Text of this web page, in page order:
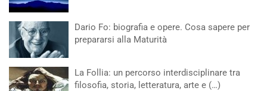
Dario Fo: biografia e opere. Cosa sapere per
prepararsi alla Maturità
La Follia: un percorso interdisciplinare tra
filosofia, storia, letteratura, arte e (…)